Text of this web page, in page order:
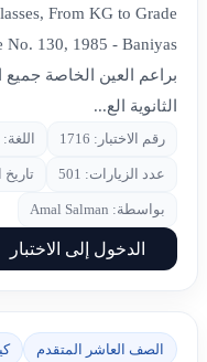
From KG to Grade
براعم العين الخاصة
الثانوية الع...
رقم الاختبار: 1716
عدد الزيارات: 501 تاريخ
بواسطة: Amal Salman
الدخول إلى الاختبار
الصف العاشر المتقدم